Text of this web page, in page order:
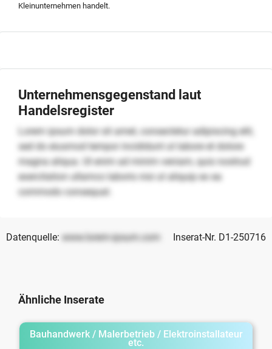
Kleinunternehmen handelt.
Unternehmensgegenstand laut
Handelsregister
Lorem ipsum dolor sit amet, consectetur adipiscing elit,
sed do eiusmod tempor incididunt ut labore et dolore
magna aliqua. Ut enim ad minim veniam, quis nostrud
exercitation ullamco laboris nisi ut aliquip ex ea
commodo consequat.
Datenquelle: www.lorem-ipsum.com Inserat-Nr. D1-250716
Ähnliche Inserate
Bauhandwerk / Malerbetrieb / Elektroinstallateur
etc.